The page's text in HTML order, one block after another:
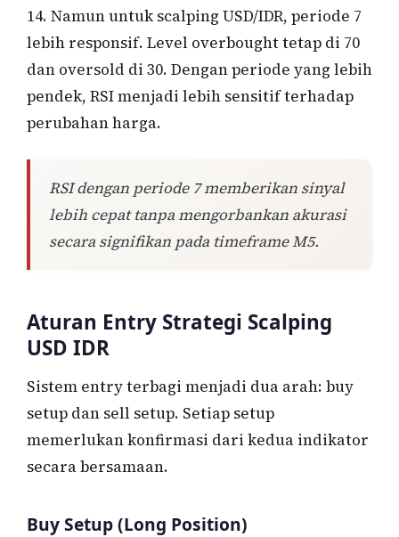
14. Namun untuk scalping USD/IDR, periode 7
lebih responsif. Level overbought tetap di 70
dan oversold di 30. Dengan periode yang lebih
pendek, RSI menjadi lebih sensitif terhadap
perubahan harga.
RSI dengan periode 7 memberikan sinyal
lebih cepat tanpa mengorbankan akurasi
secara signifikan pada timeframe M5.
Aturan Entry Strategi Scalping
USD IDR
Sistem entry terbagi menjadi dua arah: buy
setup dan sell setup. Setiap setup
memerlukan konfirmasi dari kedua indikator
secara bersamaan.
Buy Setup (Long Position)